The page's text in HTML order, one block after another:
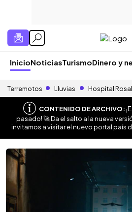
InicioNoticiasTurismoDinero y
Terremotos Lluvias Hospital
CONTENIDO DE ARCHIVO:
pasado! 🚀 Da el salto a la nueva
invitamos a visitar el nuevo portal país